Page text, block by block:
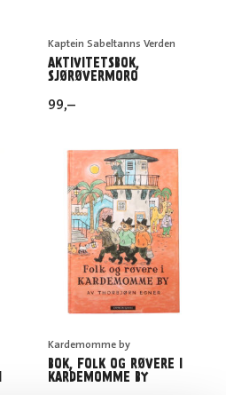
Kaptein Sabeltanns Verden
AKTIVITETSBOK,
SJØRØVERMORO
99,–
Kardemomme by
BOK, FOLK OG RØVERE I
KARDEMOMME BY